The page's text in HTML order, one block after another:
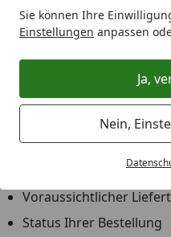
Sie können Ihre
Einstellungen anpassen
Ja,
Nein,
unserem Shop in der
können Sie sich jederzeit
lassen. Damit die
geben Sie bitte in das
Bestellnummerund Ihre
Unter "Meine Bestellung"
Informationen angezeigt
Voraussichtlicher
Status Ihrer Bestellung